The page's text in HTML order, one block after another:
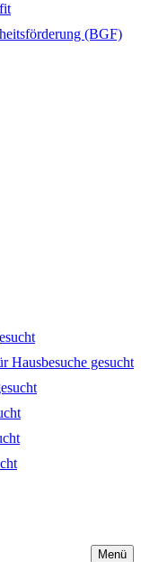
(BGF)
Hausbesuche gesucht
Menü